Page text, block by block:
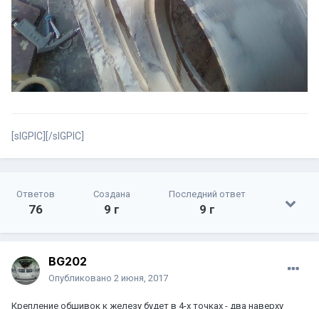
[sIGPIC][/sIGPIC]
Ответов
76
Создана
9 г
Последний ответ
9 г
BG202
Опубликовано 2 июня, 2017
Крепление обшивок к железу будет в 4-х точках - два наверху